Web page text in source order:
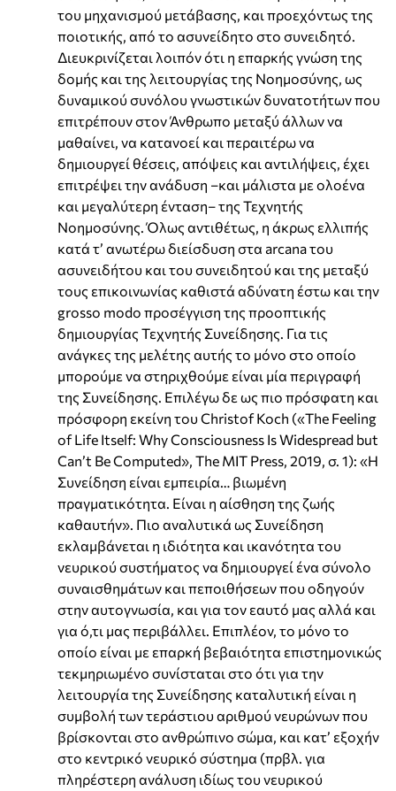
του μηχανισμού μετάβασης, και προεχόντως της
ποιοτικής, από το ασυνείδητο στο συνειδητό.
Διευκρινίζεται λοιπόν ότι η επαρκής γνώση της
δομής και της λειτουργίας της Νοημοσύνης, ως
δυναμικού συνόλου γνωστικών δυνατοτήτων που
επιτρέπουν στον Άνθρωπο μεταξύ άλλων να
μαθαίνει, να κατανοεί και περαιτέρω να
δημιουργεί θέσεις, απόψεις και αντιλήψεις, έχει
επιτρέψει την ανάδυση –και μάλιστα με ολοένα
και μεγαλύτερη ένταση– της Τεχνητής
Νοημοσύνης. Όλως αντιθέτως, η άκρως ελλιπής
κατά τ’ ανωτέρω διείσδυση στα arcana του
ασυνειδήτου και του συνειδητού και της μεταξύ
τους επικοινωνίας καθιστά αδύνατη έστω και την
grosso modo προσέγγιση της προοπτικής
δημιουργίας Τεχνητής Συνείδησης. Για τις
ανάγκες της μελέτης αυτής το μόνο στο οποίο
μπορούμε να στηριχθούμε είναι μία περιγραφή
της Συνείδησης. Επιλέγω δε ως πιο πρόσφατη και
πρόσφορη εκείνη του Christof Koch («The Feeling
of Life Itself: Why Consciousness Is Widespread but
Can’t Be Computed», The MIT Press, 2019, σ. 1): «Η
Συνείδηση είναι εμπειρία… βιωμένη
πραγματικότητα. Είναι η αίσθηση της ζωής
καθαυτήν». Πιο αναλυτικά ως Συνείδηση
εκλαμβάνεται η ιδιότητα και ικανότητα του
νευρικού συστήματος να δημιουργεί ένα σύνολο
συναισθημάτων και πεποιθήσεων που οδηγούν
στην αυτογνωσία, και για τον εαυτό μας αλλά και
για ό,τι μας περιβάλλει. Επιπλέον, το μόνο το
οποίο είναι με επαρκή βεβαιότητα επιστημονικώς
τεκμηριωμένο συνίσταται στο ότι για την
λειτουργία της Συνείδησης καταλυτική είναι η
συμβολή των τεράστιου αριθμού νευρώνων που
βρίσκονται στο ανθρώπινο σώμα, και κατ’ εξοχήν
στο κεντρικό νευρικό σύστημα (πρβλ. για
πληρέστερη ανάλυση ιδίως του νευρικού